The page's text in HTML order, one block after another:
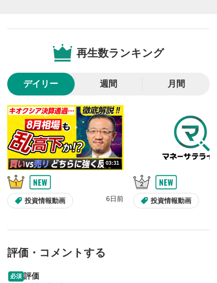
再生/一時停止
動画を再生または一時停止します。
10秒戻し/10秒送り
10秒、動画を巻き戻し/早送りします。
シークバー
再生位置を示しています。再生したい位置をクリック
するとその位置から動画が再生されます。
6
画質/再生速度の設定
画質の選択/再生速度の変更ができます。
7
音量調整
スライダーを上下すると音量が調整できます。
8
全画面表示
再生数ランキング
デイリー 週間 月間
03:31
投資情報動画 6日前 投資情報動画
評価・コメントする
必須 評価